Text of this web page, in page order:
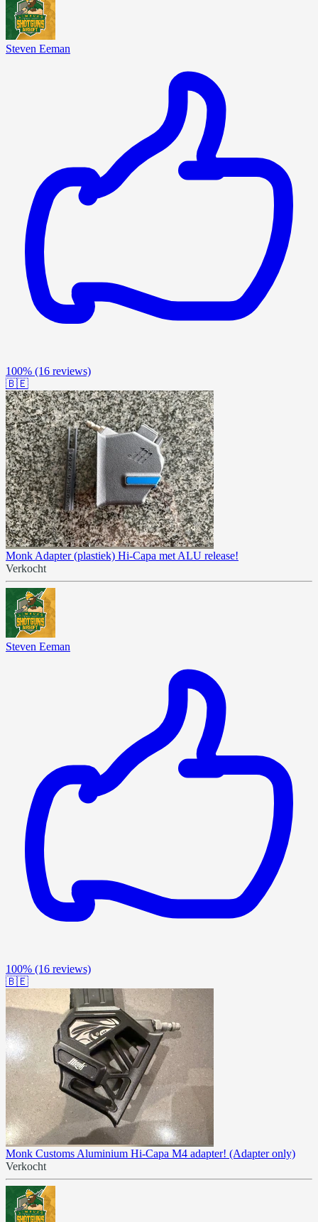
Steven Eeman
100% (16 reviews)
🇧🇪
Monk Adapter (plastiek) Hi-Capa met ALU release!
Verkocht
Steven Eeman
100% (16 reviews)
🇧🇪
Monk Customs Aluminium Hi-Capa M4 adapter! (Adapter only)
Verkocht